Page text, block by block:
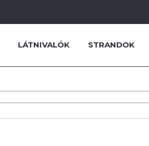
LÁTNIVALÓK STRANDOK